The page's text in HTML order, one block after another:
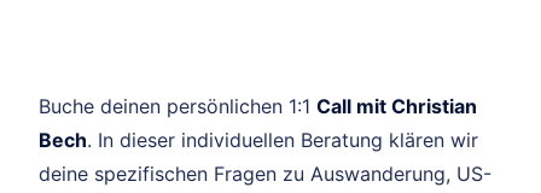
Buche deinen persönlichen 1:1 Call mit Christian
Bech. In dieser individuellen Beratung klären wir
deine spezifischen Fragen zu Auswanderung, US-